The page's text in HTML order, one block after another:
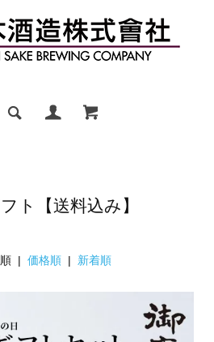
ト【送料込み】
順 | 価格順 | 新着順